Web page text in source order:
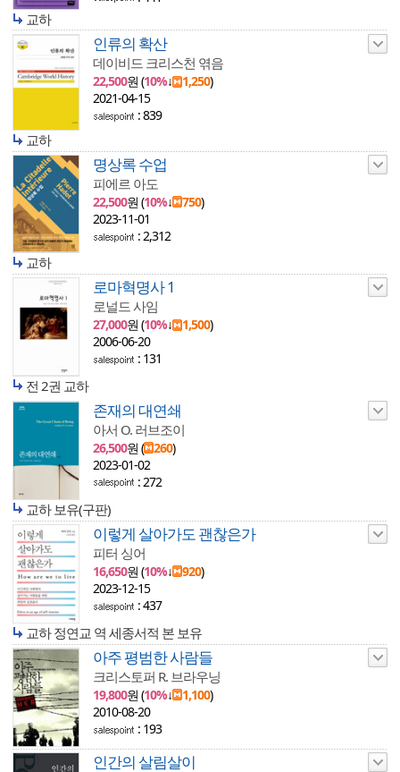
교하
인류의 확산
데이비드 크리스천 엮음
22,500원 (10%↓ 1,250)
2021-04-15
: 839
교하
명상록 수업
피에르 아도
22,500원 (10%↓ 750)
2023-11-01
: 2,312
교하
로마혁명사 1
로널드 사임
27,000원 (10%↓ 1,500)
2006-06-20
: 131
전 2권 교하
존재의 대연쇄
아서 O. 러브조이
26,500원 ( 260)
2023-01-02
: 272
교하 보유(구판)
이렇게 살아가도 괜찮은가
피터 싱어
16,650원 (10%↓ 920)
2023-12-15
: 437
교하 정연교 역 세종서적 본 보유
아주 평범한 사람들
크리스토퍼 R. 브라우닝
19,800원 (10%↓ 1,100)
2010-08-20
: 193
인간의 살림살이